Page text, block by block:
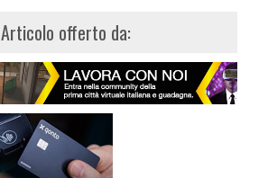
Articolo offerto da: